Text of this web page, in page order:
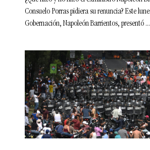
Consuelo Porras pidiera su renuncia? Este
Gobernación, Napoleón Barrientos, presentó